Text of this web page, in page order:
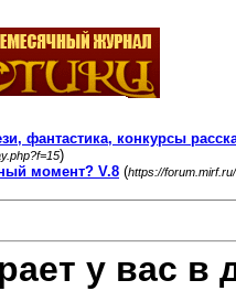
фантастика, конкурсы
)
момент? V.8 (https://
у вас